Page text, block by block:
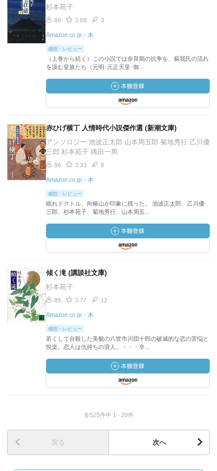
杉本苑子
86 3.69 3
Amazon.co.jp・本
感想・レビュー
（上巻から続く）この小説では奈良期の抗争を、蘇我氏の流れ
を汲む皇族たち（元明･元正天皇･御...
赤ひげ横丁 人情時代小説傑作選 (新潮文庫)
アンソロジー 池波正太郎 山本周五郎 菊地秀行 乙川優
三郎 杉本苑子 縄田一男
86 3.33 8
Amazon.co.jp・本
感想・レビュー
眠れドクトル、向椿山が印象に残った。 池波正太郎、乙川優
三郎、杉本苑子、菊地秀行、山本周五...
傾く滝 (講談社文庫)
杉本苑子
85 3.77 12
Amazon.co.jp・本
感想・レビュー
若くして自殺した美貌の八世市川団十郎の破滅的な恋の苦悩と
悦楽。恋人は仇持ちの浪人。・・・辛...
全525件中 1 - 20件
戻る 次へ